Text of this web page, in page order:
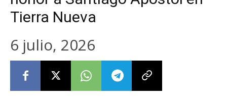
Tierra Nueva
6 julio, 2026